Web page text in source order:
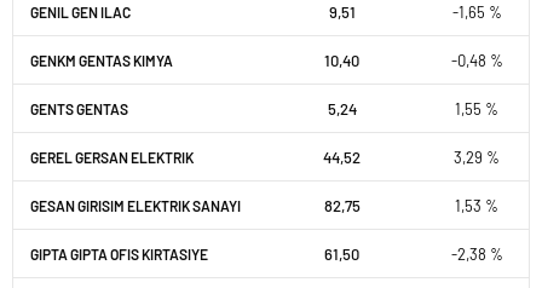
GENIL GEN ILAC 9,51 -1,65 %
GENKM GENTAS KIMYA 10,40 -0,48 %
GENTS GENTAS 5,24 1,55 %
GEREL GERSAN ELEKTRIK 44,52 3,29 %
GESAN GIRISIM ELEKTRIK SANAYI 82,75 1,53 %
GIPTA GIPTA OFIS KIRTASIYE 61,50 -2,38 %